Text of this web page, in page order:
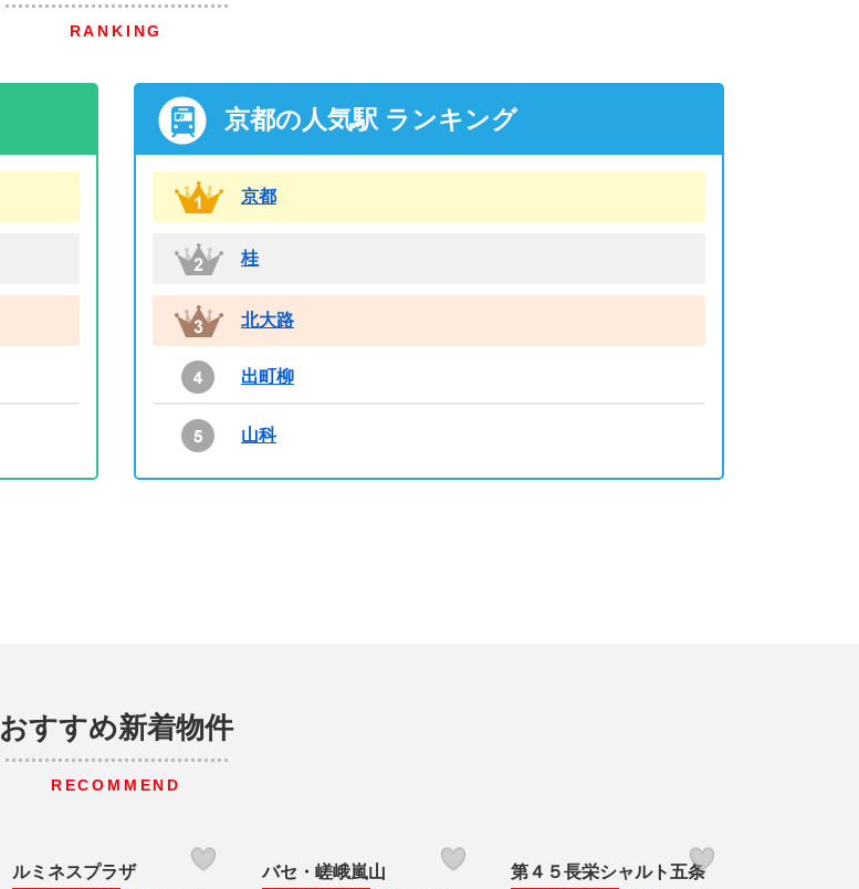
RANKING
京都の人気駅 ランキング
京都
桂
北大路
出町柳
山科
おすすめ新着物件
RECOMMEND
ルミネスプラザ バセ・嵯峨嵐山 第４５長栄シャルト五条